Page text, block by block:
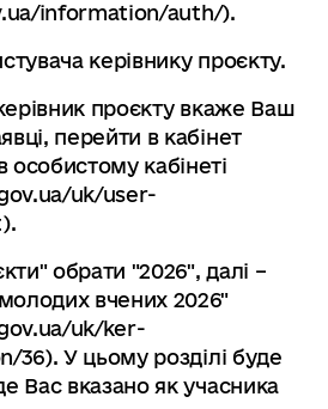
information/auth/).
керівнику проєкту.
проєкту вкаже Ваш
перейти в кабінет
особистому кабінеті
uk/user-
обрати "2026", далі –
вчених 2026"
uk/ker-
У цьому розділі буде
Вас вказано як учасника